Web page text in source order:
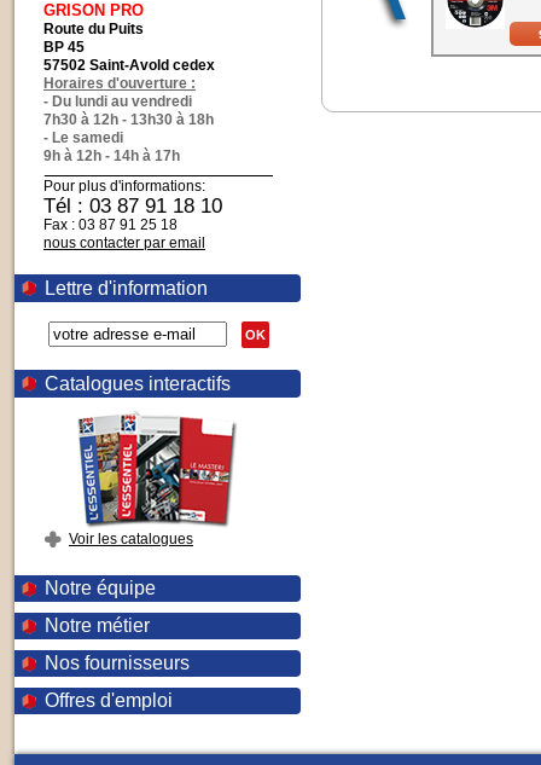
GRISON PRO
Route du Puits
BP 45
57502 Saint-Avold cedex
Horaires d'ouverture :
- Du lundi au vendredi
7h30 à 12h - 13h30 à 18h
- Le samedi
9h à 12h - 14h à 17h
Pour plus d'informations:
Tél : 03 87 91 18 10
Fax : 03 87 91 25 18
nous contacter par email
Lettre d'information
OK
Catalogues interactifs
Voir les catalogues
Notre équipe
Notre métier
Nos fournisseurs
Offres d'emploi